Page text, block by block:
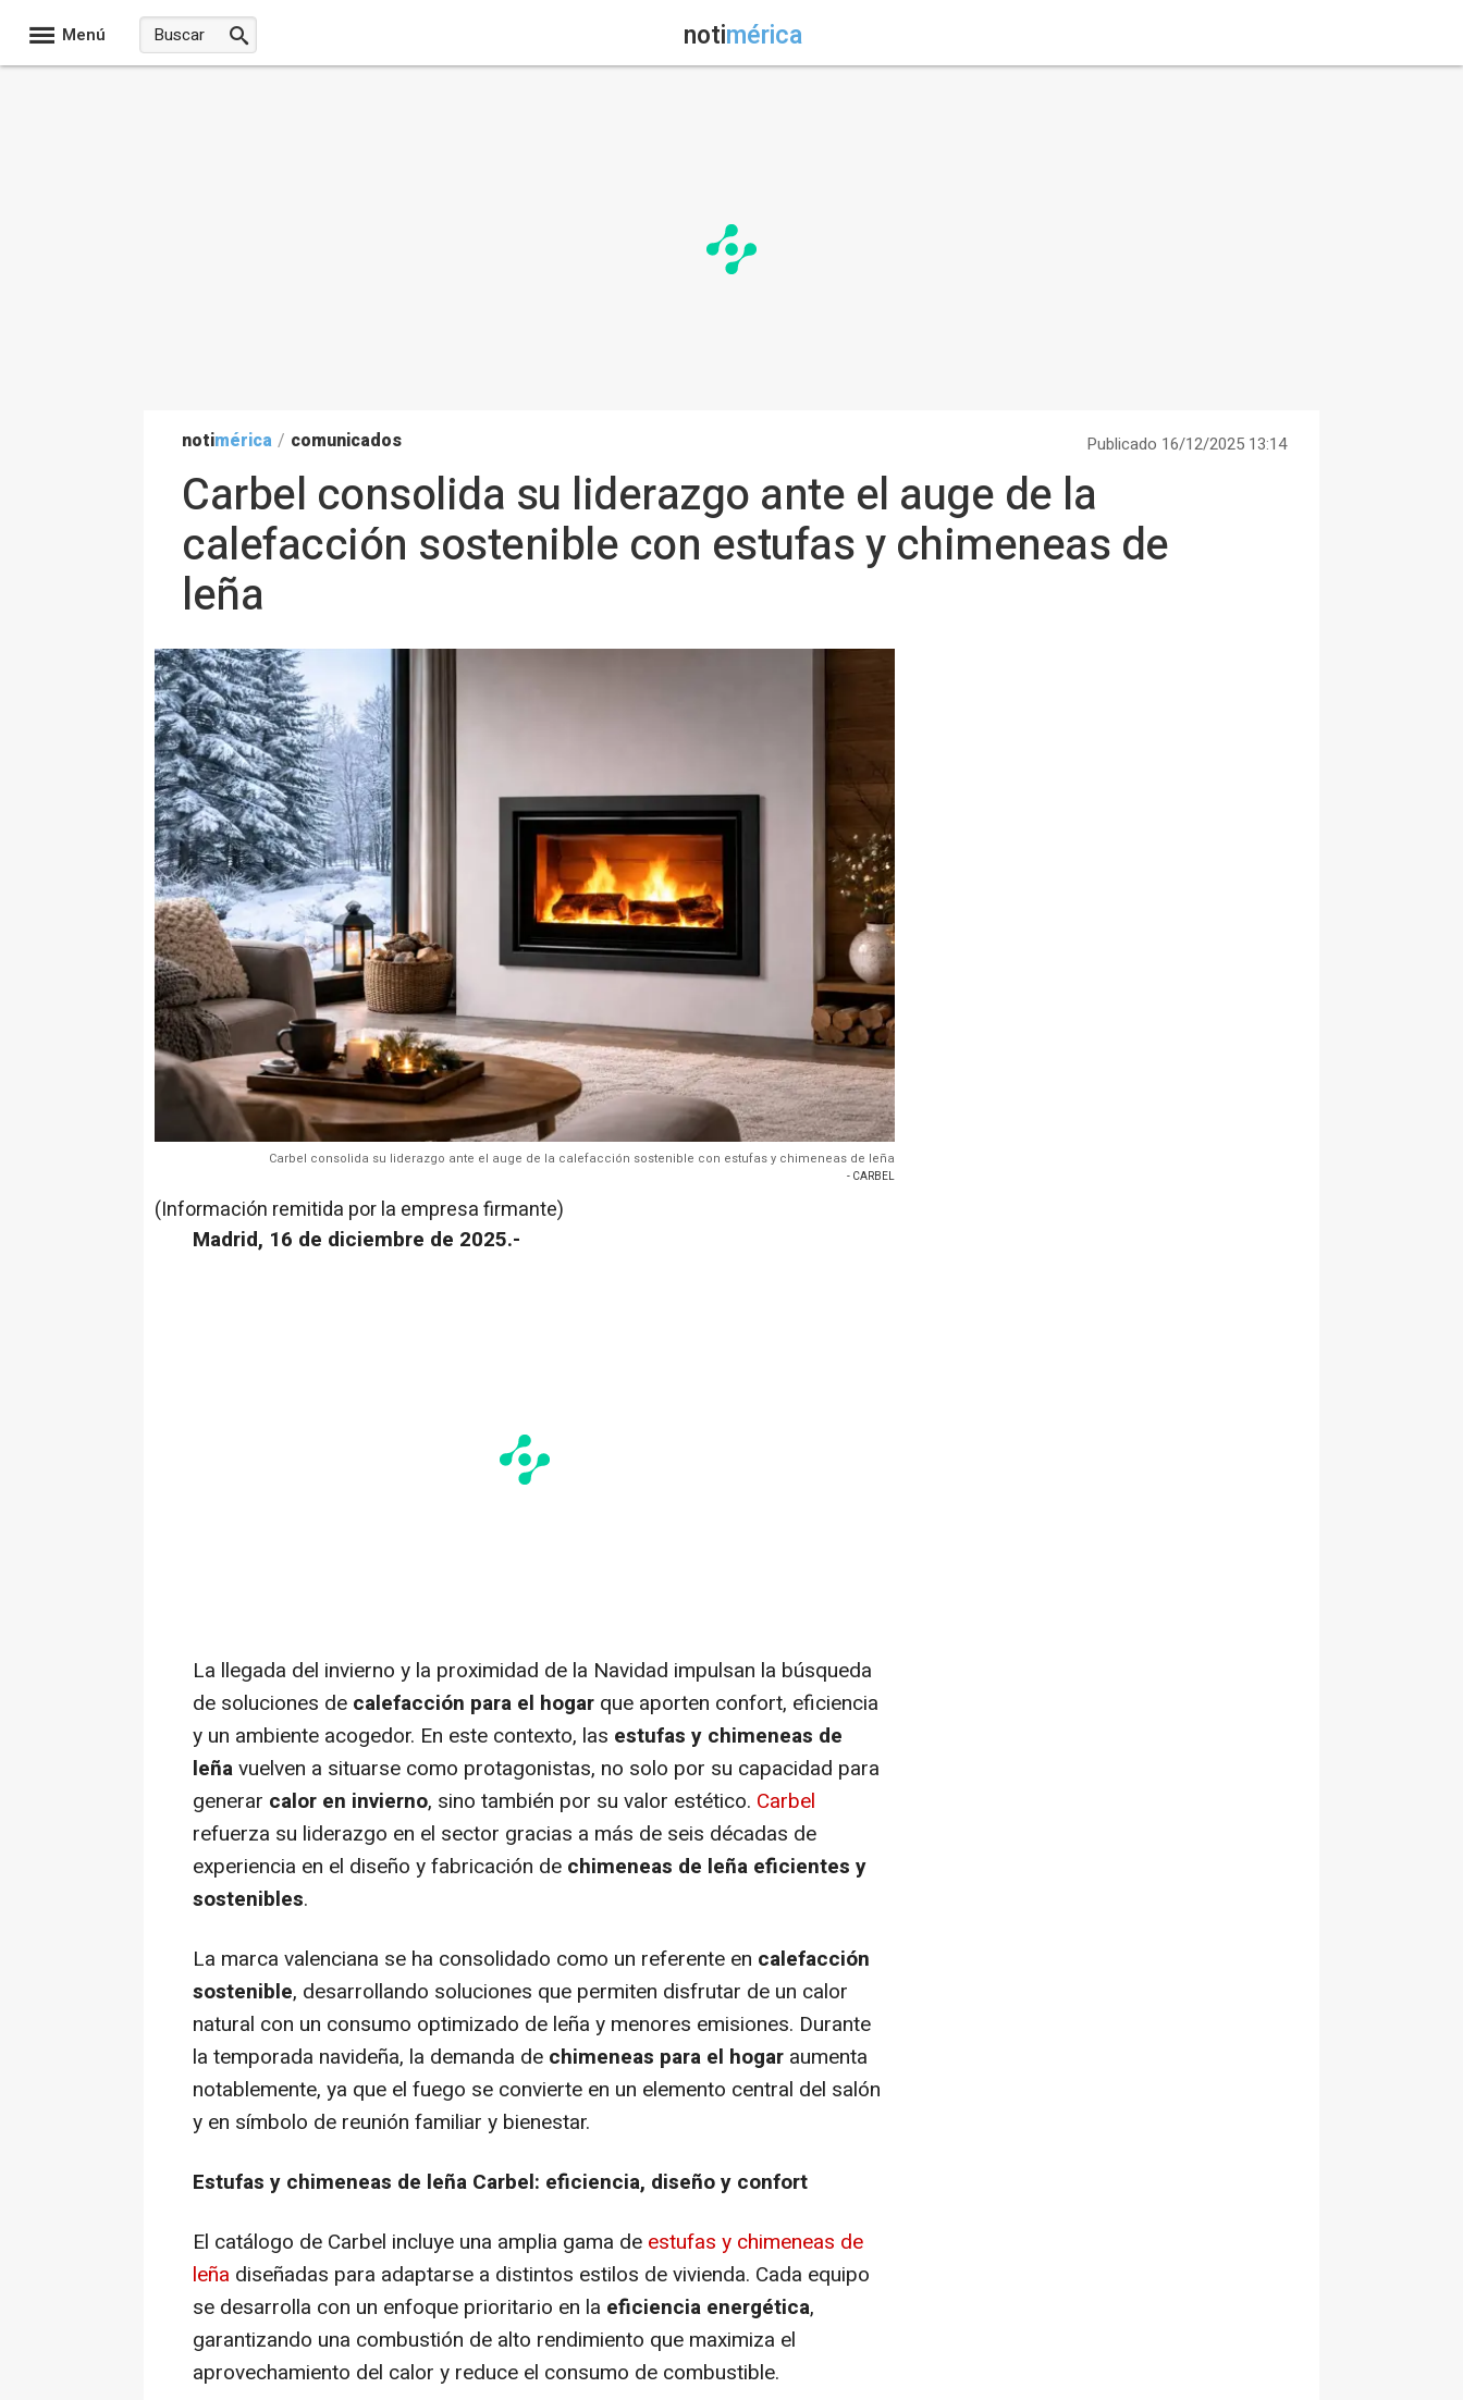
Menú notimérica
notimérica / comunicados Publicado 16/12/2025 13:14
Carbel consolida su liderazgo ante el auge de la
calefacción sostenible con estufas y chimeneas de
leña
Carbel consolida su liderazgo ante el auge de la calefacción sostenible con estufas y chimeneas de leña
- CARBEL
(Información remitida por la empresa firmante)
Madrid, 16 de diciembre de 2025.-
La llegada del invierno y la proximidad de la Navidad impulsan la búsqueda
de soluciones de calefacción para el hogar que aporten confort, eficiencia
y un ambiente acogedor. En este contexto, las estufas y chimeneas de
leñavuelven a situarse como protagonistas, no solo por su capacidad para
generar calor en invierno, sino también por su valor estético. Carbel
refuerza su liderazgo en el sector gracias a más de seis décadas de
experiencia en el diseño y fabricación de chimeneas de leña eficientes y
sostenibles.
La marca valenciana se ha consolidado como un referente en calefacción
sostenible, desarrollando soluciones que permiten disfrutar de un calor
natural con un consumo optimizado de leña y menores emisiones. Durante
la temporada navideña, la demanda de chimeneas para el hogar aumenta
notablemente, ya que el fuego se convierte en un elemento central del salón
y en símbolo de reunión familiar y bienestar.
Estufas y chimeneas de leña Carbel: eficiencia, diseño y confort
El catálogo de Carbel incluye una amplia gama de estufas y chimeneas de
leña diseñadas para adaptarse a distintos estilos de vivienda. Cada equipo
se desarrolla con un enfoque prioritario en la eficiencia energética,
garantizando una combustión de alto rendimiento que maximiza el
aprovechamiento del calor y reduce el consumo de combustible.